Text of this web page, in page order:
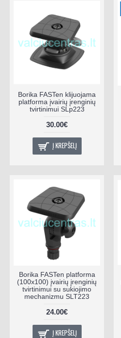
Borika FASTen klijuojama
platforma įvairių įrenginių
tvirtinimui SLp223
30.00€
Į KREPŠELĮ
Borika FASTen platforma
(100x100) įvairių įrenginių
tvirtinimui su sukiojimo
mechanizmu SLT223
24.00€
Į KREPŠELĮ